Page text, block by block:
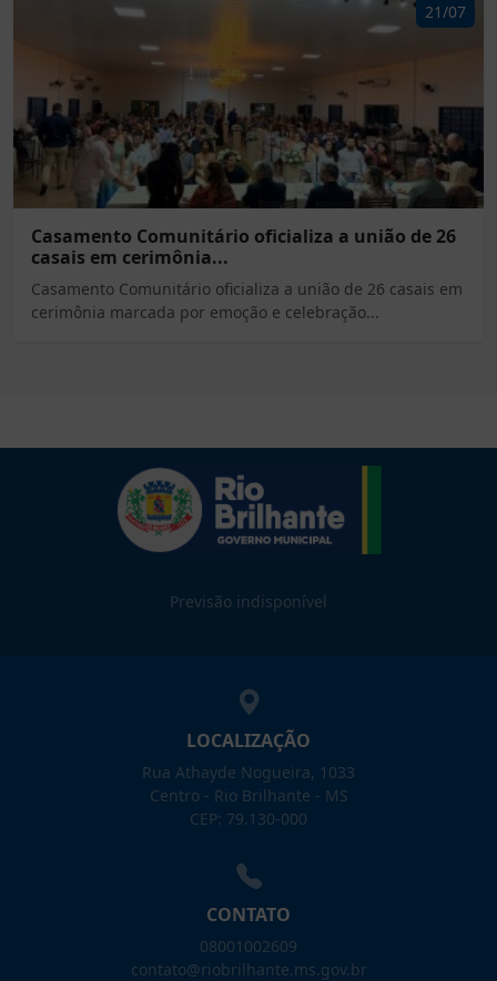
21/07
Casamento Comunitário oficializa a união de 26
casais em cerimônia...
Casamento Comunitário oficializa a união de 26 casais em
cerimônia marcada por emoção e celebração...
Previsão indisponível
LOCALIZAÇÃO
Rua Athayde Nogueira, 1033
Centro - Rio Brilhante - MS
CEP: 79.130-000
CONTATO
08001002609
contato@riobrilhante.ms.gov.br